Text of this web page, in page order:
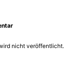
nicht veröffentlicht.